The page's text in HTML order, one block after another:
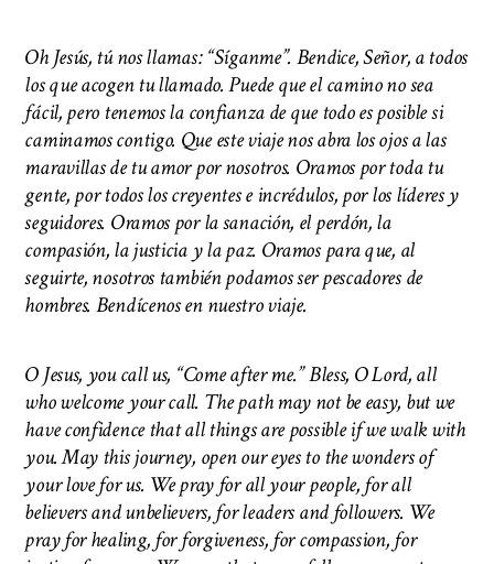
Oh Jesús, tú nos llamas: “Síganme”. Bendice, Señor, a todos
los que acogen tu llamado. Puede que el camino no sea
fácil, pero tenemos la confianza de que todo es posible si
caminamos contigo. Que este viaje nos abra los ojos a las
maravillas de tu amor por nosotros. Oramos por toda tu
gente, por todos los creyentes e incrédulos, por los líderes y
seguidores. Oramos por la sanación, el perdón, la
compasión, la justicia y la paz. Oramos para que, al
seguirte, nosotros también podamos ser pescadores de
hombres. Bendícenos en nuestro viaje.
O Jesus, you call us, “Come after me.” Bless, O Lord, all
who welcome your call. The path may not be easy, but we
have confidence that all things are possible if we walk with
you. May this journey, open our eyes to the wonders of
your love for us. We pray for all your people, for all
believers and unbelievers, for leaders and followers. We
pray for healing, for forgiveness, for compassion, for